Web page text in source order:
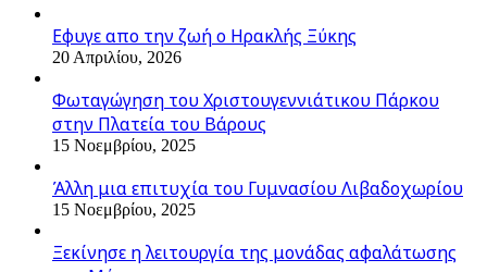
Εφυγε απο την ζωή o Ηρακλής Ξύκης
20 Απριλίου, 2026
Φωταγώγηση του Χριστουγεννιάτικου Πάρκου
στην Πλατεία του Βάρους
15 Νοεμβρίου, 2025
Άλλη μια επιτυχία του Γυμνασίου Λιβαδοχωρίου
15 Νοεμβρίου, 2025
Ξεκίνησε η λειτουργία της μονάδας αφαλάτωσης